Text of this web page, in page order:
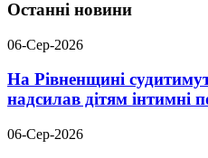
Останні новини
06-Сер-2026
На Рівненщині
надсилав дітям інтимні
06-Сер-2026